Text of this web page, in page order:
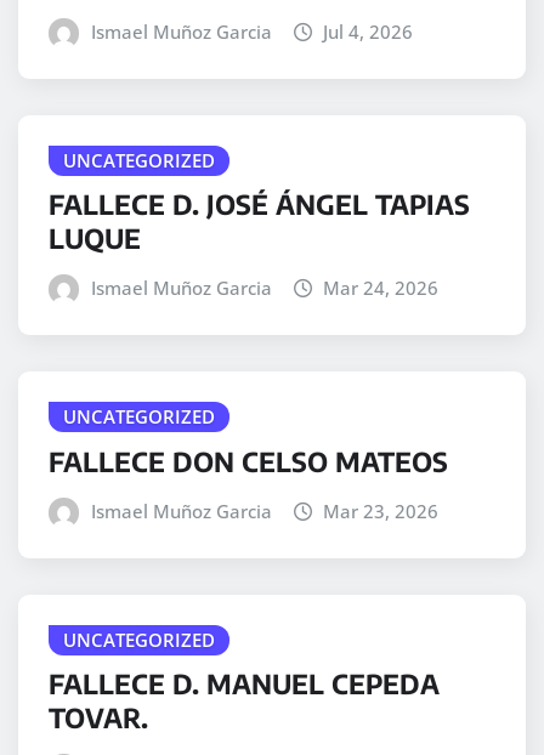
Ismael Muñoz Garcia Jul 4, 2026
UNCATEGORIZED
FALLECE D. JOSÉ ÁNGEL TAPIAS
LUQUE
Ismael Muñoz Garcia Mar 24, 2026
UNCATEGORIZED
FALLECE DON CELSO MATEOS
Ismael Muñoz Garcia Mar 23, 2026
UNCATEGORIZED
FALLECE D. MANUEL CEPEDA
TOVAR.